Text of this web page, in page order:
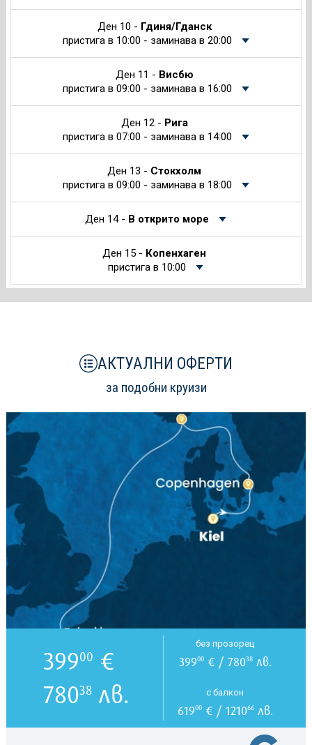
Ден 10 - Гдиня/Гданск
пристига в 10:00 - заминава в 20:00
Ден 11 - Висбю
пристига в 09:00 - заминава в 16:00
Ден 12 - Рига
пристига в 07:00 - заминава в 14:00
Ден 13 - Стокхолм
пристига в 09:00 - заминава в 18:00
Ден 14 - В открито море
Ден 15 - Копенхаген
пристига в 10:00
АКТУАЛНИ ОФЕРТИ
за подобни круизи
39900 €
78038лв.
без прозорец
39900€ / 78038лв.
с балкон
61900€ / 121066лв.